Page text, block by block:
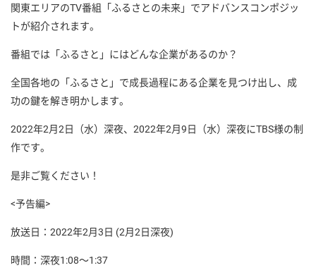
関東エリアのTV番組「ふるさとの未来」でアドバンスコンポジッ
トが紹介されます。
番組では「ふるさと」にはどんな企業があるのか？
全国各地の「ふるさと」で成長過程にある企業を見つけ出し、成
功の鍵を解き明かします。
2022年2月2日（水）深夜、2022年2月9日（水）深夜にTBS様の制
作です。
是非ご覧ください！
<予告編>
放送日：2022年2月3日 (2月2日深夜)
時間：深夜1:08～1:37